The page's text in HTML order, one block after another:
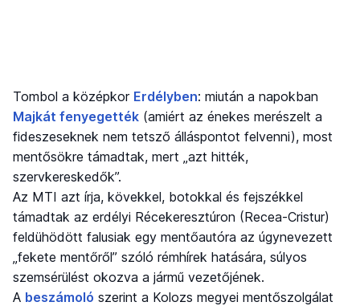
Tombol a középkor Erdélyben: miután a napokban
Majkát fenyegették (amiért az énekes merészelt a
fideszeseknek nem tetsző álláspontot felvenni), most
mentősökre támadtak, mert „azt hitték,
szervkereskedők”.
Az MTI azt írja, kövekkel, botokkal és fejszékkel
támadtak az erdélyi Récekeresztúron (Recea-Cristur)
feldühödött falusiak egy mentőautóra az úgynevezett
„fekete mentőről” szóló rémhírek hatására, súlyos
szemsérülést okozva a jármű vezetőjének.
A beszámoló szerint a Kolozs megyei mentőszolgálat